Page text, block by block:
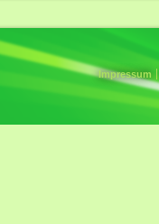
Impressum